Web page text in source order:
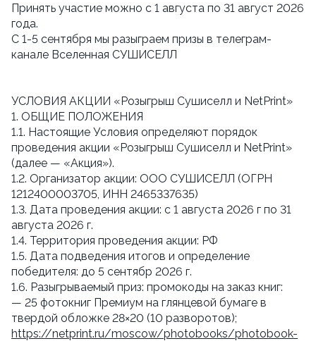
Принять участие можно с 1 августа по 31 август 2026
года.
С 1-5 сентября мы разыграем призы в телеграм-
канале Вселенная СУШИСЕЛЛ
УСЛОВИЯ АКЦИИ «Розыгрыш Сушиселл и NetPrint»
1. ОБЩИЕ ПОЛОЖЕНИЯ
1.1. Настоящие Условия определяют порядок
проведения акции «Розыгрыш Сушиселл и NetPrint»
(далее — «Акция»).
1.2. Организатор акции: ООО СУШИСЕЛЛ (ОГРН
1212400003705, ИНН 2465337635)
1.3. Дата проведения акции: с 1 августа 2026 г по 31
августа 2026 г.
1.4. Территория проведения акции: РФ
1.5. Дата подведения итогов и определение
победителя: до 5 сентябр 2026 г.
1.6. Разыгрываемый приз: промокоды на заказ книг:
— 25 фотокниг Премиум на глянцевой бумаге в
твердой обложке 28×20 (10 разворотов);
https://netprint.ru/moscow/photobooks/photobook-